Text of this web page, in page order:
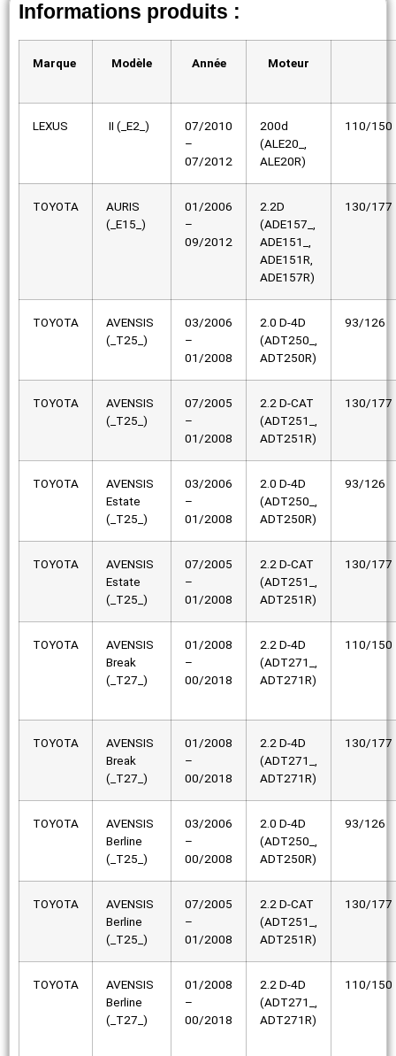
Informations produits :
Marque Modèle Année Moteur
LEXUS II (_E2_)
07/2010
–
07/2012
200d
(ALE20_,
ALE20R)
110/150
TOYOTA
AURIS
(_E15_)
01/2006
–
09/2012
2.2D
(ADE157_,
ADE151_,
ADE151R,
ADE157R)
130/177
TOYOTA
AVENSIS
(_T25_)
03/2006
–
01/2008
2.0 D-4D
(ADT250_,
ADT250R)
93/126
TOYOTA
AVENSIS
(_T25_)
07/2005
–
01/2008
2.2 D-CAT
(ADT251_,
ADT251R)
130/177
TOYOTA
AVENSIS
Estate
(_T25_)
03/2006
–
01/2008
2.0 D-4D
(ADT250_,
ADT250R)
93/126
TOYOTA
AVENSIS
Estate
(_T25_)
07/2005
–
01/2008
2.2 D-CAT
(ADT251_,
ADT251R)
130/177
TOYOTA
AVENSIS
Break
(_T27_)
01/2008
–
00/2018
2.2 D-4D
(ADT271_,
ADT271R)
110/150
TOYOTA
AVENSIS
Break
(_T27_)
01/2008
–
00/2018
2.2 D-4D
(ADT271_,
ADT271R)
130/177
TOYOTA
AVENSIS
Berline
(_T25_)
03/2006
–
00/2008
2.0 D-4D
(ADT250_,
ADT250R)
93/126
TOYOTA
AVENSIS
Berline
(_T25_)
07/2005
–
01/2008
2.2 D-CAT
(ADT251_,
ADT251R)
130/177
TOYOTA
AVENSIS
Berline
(_T27_)
01/2008
–
00/2018
2.2 D-4D
(ADT271_,
ADT271R)
110/150